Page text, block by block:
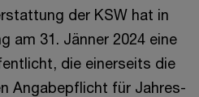
der KSW hat in
am 31. Jänner 2024 eine
die einerseits die
Angabepflicht für Jahres-